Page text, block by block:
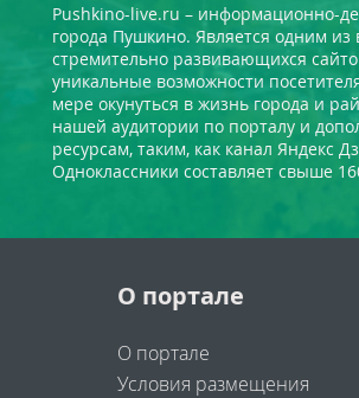
Pushkino-live.ru – информационно-
города Пушкино. Является одним из
стремительно развивающихся
уникальные возможности
мере окунуться в жизнь города и
нашей аудитории по порталу и
ресурсам, таким, как канал Яндекс
Одноклассники составляет свыше
О портале
О портале
Условия размещения